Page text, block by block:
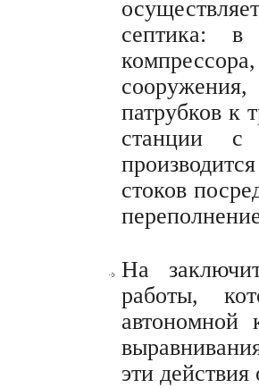
септика: в
патрубков к
станции с
стоков
На
работы,
автономной
эти